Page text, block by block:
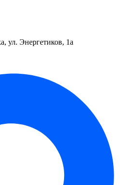
ул. Энергетиков, 1а